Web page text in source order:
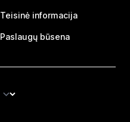
Teisinė informacija
Paslaugų būsena